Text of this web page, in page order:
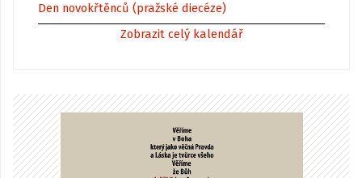
Den novokřtěnců (pražské diecéze)
Zobrazit celý kalendář